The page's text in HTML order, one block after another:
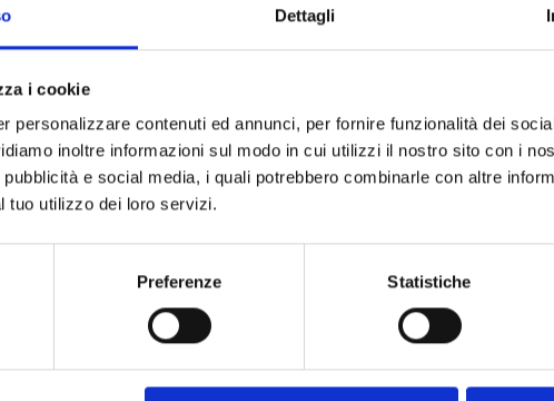
Dettagli
i cookie
personalizzare contenuti ed annunci, per fornire funzionalità dei
inoltre informazioni sul modo in cui utilizzi il nostro sito con i
e social media, i quali potrebbero combinarle con altre
tuo utilizzo dei loro servizi.
Preferenze Statistiche